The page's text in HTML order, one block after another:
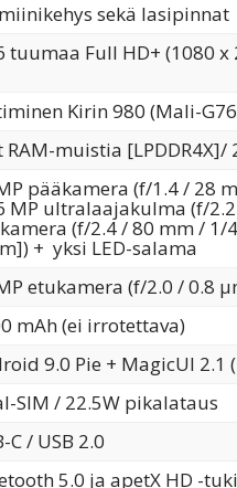
sekä lasipinnat
tuumaa Full HD+ (1080 x
Kirin 980 (Mali-
RAM-muistia
pääkamera (f/1.4 / 28
MP ultralaajakulma (f/
(f/2.4 / 80 mm / 1/
+ yksi LED-salama
etukamera (f/2.0 / 0.8
mAh (ei irrotettava)
9.0 Pie + MagicUI
SIM / 22.5W pikalataus
C / USB 2.0
5.0 ja apetX HD -tuki